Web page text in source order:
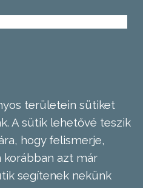
területein sütiket
A sütik lehetővé teszik
hogy felismerje,
korábban azt már
segítenek nekünk